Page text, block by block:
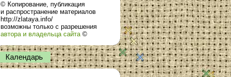
© Копирование, публикация
и распространение материалов
http://zlataya.info/
возможны только с разрешения
автора и владельца сайта©
Календарь